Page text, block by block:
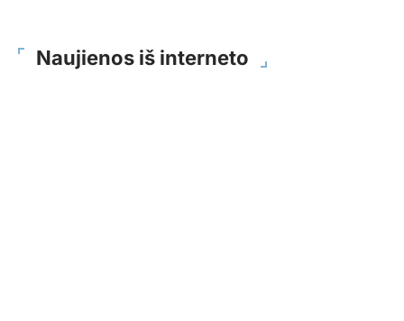
Naujienos iš interneto